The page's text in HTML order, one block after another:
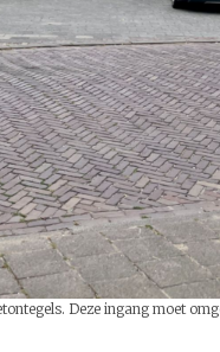
Deze ingang moet